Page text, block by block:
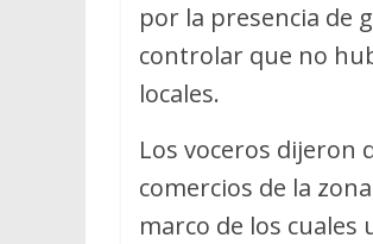
por la presencia de
controlar que no
locales.
Los voceros dijeron
comercios de la
marco de los